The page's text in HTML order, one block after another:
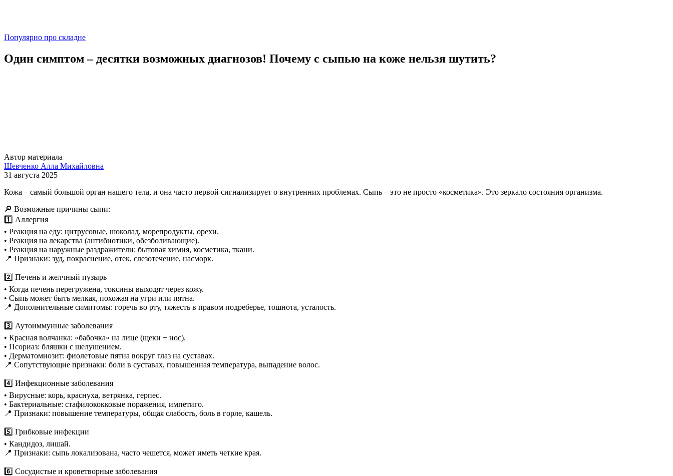
Популярно про складне
Один симптом – десятки возможных диагнозов! Почему с сыпью на коже нельзя шутить?
Автор материала
Шевченко Алла Михайловна
31 августа 2025
Кожа – самый большой орган нашего тела, и она часто первой сигнализирует о внутренних проблемах. Сыпь – это не просто «косметика». Это зеркало состояния организма.
🔎 Возможные причины сыпи:
1️⃣ Аллергия
• Реакция на еду: цитрусовые, шоколад, морепродукты, орехи.
• Реакция на лекарства (антибиотики, обезболивающие).
• Реакция на наружные раздражители: бытовая химия, косметика, ткани.
📍 Признаки: зуд, покраснение, отек, слезотечение, насморк.
2️⃣ Печень и желчный пузырь
• Когда печень перегружена, токсины выходят через кожу.
• Сыпь может быть мелкая, похожая на угри или пятна.
📍 Дополнительные симптомы: горечь во рту, тяжесть в правом подреберье, тошнота, усталость.
3️⃣ Аутоиммунные заболевания
• Красная волчанка: «бабочка» на лице (щеки + нос).
• Псориаз: бляшки с шелушением.
• Дерматомиозит: фиолетовые пятна вокруг глаз на суставах.
📍 Сопутствующие признаки: боли в суставах, повышенная температура, выпадение волос.
4️⃣ Инфекционные заболевания
• Вирусные: корь, краснуха, ветрянка, герпес.
• Бактериальные: стафилококковые поражения, импетиго.
📍 Признаки: повышение температуры, общая слабость, боль в горле, кашель.
5️⃣ Грибковые инфекции
• Кандидоз, лишай.
📍 Признаки: сыпь локализована, часто чешется, может иметь четкие края.
6️⃣ Сосудистые и кроветворные заболевания